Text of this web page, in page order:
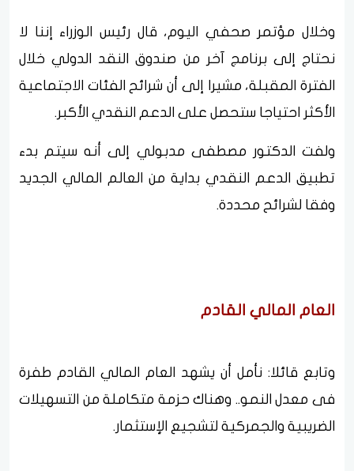
وخلال مؤتمر صحفي اليوم، قال رئيس الوزراء إننا لا
نحتاج إلى برنامج آخر من صندوق النقد الدولي خلال
الفترة المقبلة، مشيرا إلى أن شرائح الفئات الاجتماعية
الأكثر احتياجا ستحصل على الدعم النقدي الأكبر.
ولفت الدكتور مصطفى مدبولي إلى أنه سيتم بدء
تطبيق الدعم النقدي بداية من العالم المالي الجديد
وفقا لشرائح محددة.
العام المالي القادم
وتابع قائلا: نأمل أن يشهد العام المالي القادم طفرة
فى معدل النمو.. وهناك حزمة متكاملة من التسهيلات
الضريبية والجمركية لتشجيع الإستثمار.